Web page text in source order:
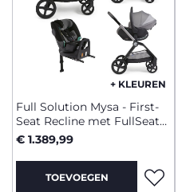
+ KLEUREN
Full Solution Mysa - First-
Seat Recline met FullSeat
met basis
€ 1.389,99
TOEVOEGEN